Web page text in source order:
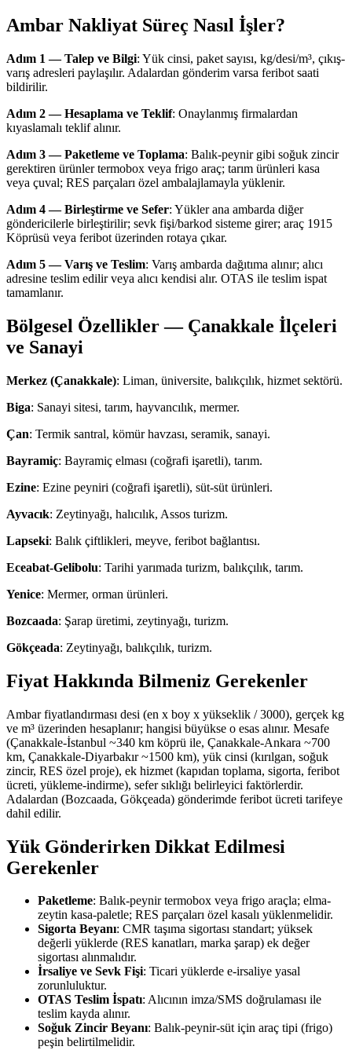
Ambar Nakliyat Süreç Nasıl İşler?
Adım 1 — Talep ve Bilgi: Yük cinsi, paket sayısı, kg/desi/m³, çıkış-
varış adresleri paylaşılır. Adalardan gönderim varsa feribot saati
bildirilir.
Adım 2 — Hesaplama ve Teklif: Onaylanmış firmalardan
kıyaslamalı teklif alınır.
Adım 3 — Paketleme ve Toplama: Balık-peynir gibi soğuk zincir
gerektiren ürünler termobox veya frigo araç; tarım ürünleri kasa
veya çuval; RES parçaları özel ambalajlamayla yüklenir.
Adım 4 — Birleştirme ve Sefer: Yükler ana ambarda diğer
göndericilerle birleştirilir; sevk fişi/barkod sisteme girer; araç 1915
Köprüsü veya feribot üzerinden rotaya çıkar.
Adım 5 — Varış ve Teslim: Varış ambarda dağıtıma alınır; alıcı
adresine teslim edilir veya alıcı kendisi alır. OTAS ile teslim ispat
tamamlanır.
Bölgesel Özellikler — Çanakkale İlçeleri
ve Sanayi
Merkez (Çanakkale): Liman, üniversite, balıkçılık, hizmet sektörü.
Biga: Sanayi sitesi, tarım, hayvancılık, mermer.
Çan: Termik santral, kömür havzası, seramik, sanayi.
Bayramiç: Bayramiç elması (coğrafi işaretli), tarım.
Ezine: Ezine peyniri (coğrafi işaretli), süt-süt ürünleri.
Ayvacık: Zeytinyağı, halıcılık, Assos turizm.
Lapseki: Balık çiftlikleri, meyve, feribot bağlantısı.
Eceabat-Gelibolu: Tarihi yarımada turizm, balıkçılık, tarım.
Yenice: Mermer, orman ürünleri.
Bozcaada: Şarap üretimi, zeytinyağı, turizm.
Gökçeada: Zeytinyağı, balıkçılık, turizm.
Fiyat Hakkında Bilmeniz Gerekenler
Ambar fiyatlandırması desi (en x boy x yükseklik / 3000), gerçek kg
ve m³ üzerinden hesaplanır; hangisi büyükse o esas alınır. Mesafe
(Çanakkale-İstanbul ~340 km köprü ile, Çanakkale-Ankara ~700
km, Çanakkale-Diyarbakır ~1500 km), yük cinsi (kırılgan, soğuk
zincir, RES özel proje), ek hizmet (kapıdan toplama, sigorta, feribot
ücreti, yükleme-indirme), sefer sıklığı belirleyici faktörlerdir.
Adalardan (Bozcaada, Gökçeada) gönderimde feribot ücreti tarifeye
dahil edilir.
Yük Gönderirken Dikkat Edilmesi
Gerekenler
Paketleme: Balık-peynir termobox veya frigo araçla; elma-
zeytin kasa-paletle; RES parçaları özel kasalı yüklenmelidir.
Sigorta Beyanı: CMR taşıma sigortası standart; yüksek
değerli yüklerde (RES kanatları, marka şarap) ek değer
sigortası alınmalıdır.
İrsaliye ve Sevk Fişi: Ticari yüklerde e-irsaliye yasal
zorunluluktur.
OTAS Teslim İspatı: Alıcının imza/SMS doğrulaması ile
teslim kayda alınır.
Soğuk Zincir Beyanı: Balık-peynir-süt için araç tipi (frigo)
peşin belirtilmelidir.